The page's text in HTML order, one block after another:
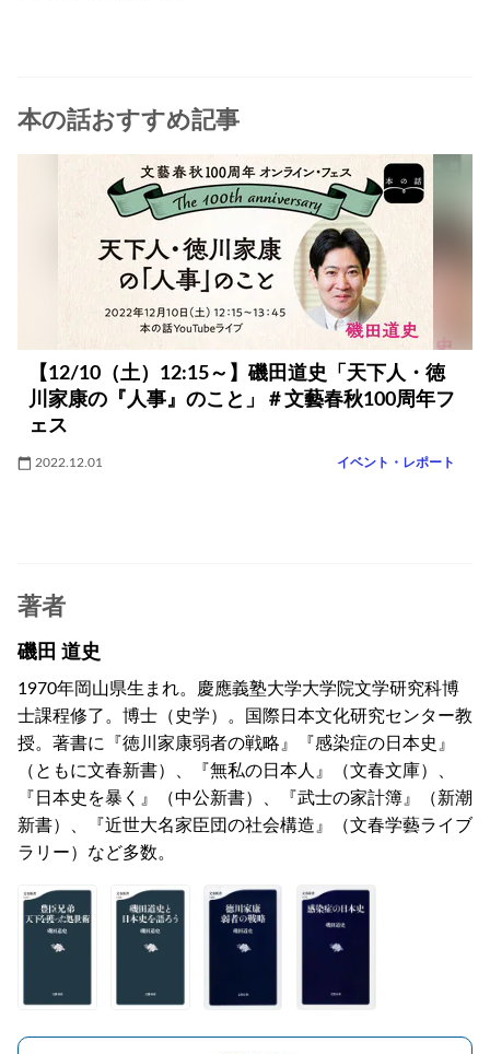
本の話おすすめ記事
【12/10（土）12:15～】磯田道史「天下人・徳
川家康の『人事』のこと」＃文藝春秋100周年フ
ェス
2022.12.01 イベント・レポート
著者
磯田 道史
1970年岡山県生まれ。慶應義塾大学大学院文学研究科博
士課程修了。博士（史学）。国際日本文化研究センター教
授。著書に『徳川家康弱者の戦略』『感染症の日本史』
（ともに文春新書）、『無私の日本人』（文春文庫）、
『日本史を暴く』（中公新書）、『武士の家計簿』（新潮
新書）、『近世大名家臣団の社会構造』（文春学藝ライブ
ラリー）など多数。